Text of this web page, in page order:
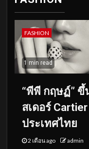
FASHION
1 min read
“พีพี กฤษฏ์”
สเดอร์
ประเทศไทย
2 เดือน ago admin